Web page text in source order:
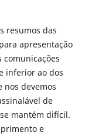
resumos das
apresentação
comunicações
inferior ao dos
nos devemos
de
mantém difícil.
e